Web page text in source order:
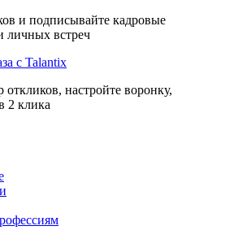
и подписывайте кадровые
личных встреч
с Talantix
откликов, настройте воронку,
2 клика